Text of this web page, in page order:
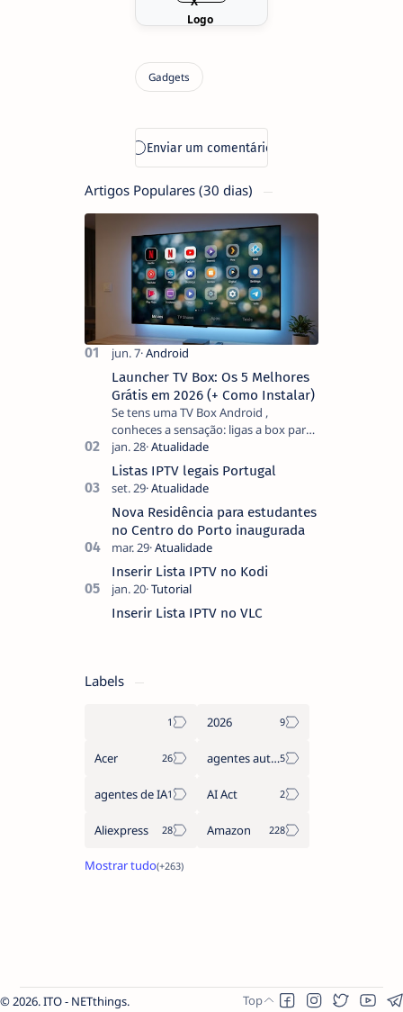
Artigos Populares (30 dias)
Launcher TV Box: Os 5 Melhores
Grátis em 2026 (+ Como Instalar)
Se tens uma TV Box Android ,
conheces a sensação: ligas a box para
ver um filme e o ecrã inicial está
coberto de sugestões que não
pediste, ban…
Listas IPTV legais Portugal
Nova Residência para estudantes
no Centro do Porto inaugurada
Inserir Lista IPTV no Kodi
Inserir Lista IPTV no VLC
Labels
2026
Acer agentes autónomos
agentes de IA AI Act
Aliexpress Amazon
2026.ITO - NETthings.